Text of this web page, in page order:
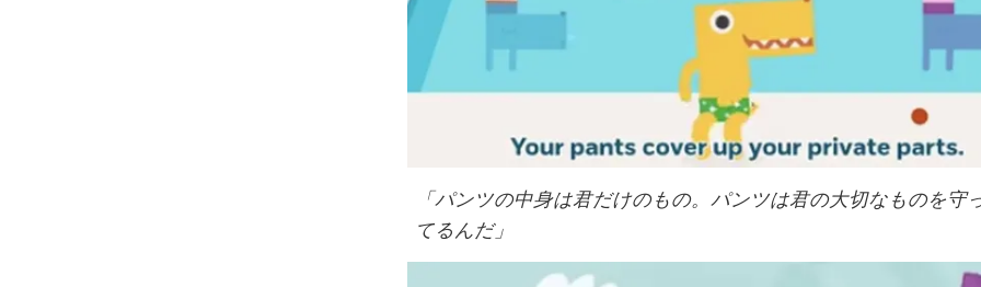
「パンツの中身は君だけのもの。パンツは君の大切なものを守
てるんだ」